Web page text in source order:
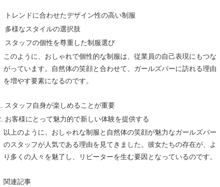
トレンドに合わせたデザイン性の高い制服
多様なスタイルの選択肢
スタッフの個性を尊重した制服選び
このように、おしゃれで個性的な制服は、従業員の自己表現にもつな
がっています。自然体の笑顔と合わせて、ガールズバーに訪れる理由
を増やす要素になるのです。
スタッフ自身が楽しめることが重要
お客様にとって魅力的で新しい体験を提供する
以上のように、おしゃれな制服と自然体の笑顔が魅力なガールズバー
のスタッフが人気である理由を見てきました。彼女たちの存在が、よ
り多くの人々を魅了し、リピーターを生む要因となっているのです。
関連記事